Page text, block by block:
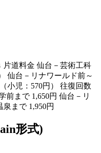
片道料金 仙台－芸術工科
仙台－リナワールド前～
小児：570円） 往復回数
前まで 1,650円 仙台－リ
まで 1,950円
形式)